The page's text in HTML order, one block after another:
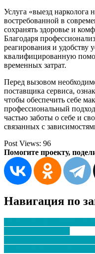
Услуга «выезд нарколога
востребованной в
сохранять здоровье и
Благодаря
реагирования и удобству
квалифицированную
временных затрат.
Перед вызовом
поставщика сервиса,
чтобы обеспечить себе
профессиональный
частью заботы о себе и
связанных с
Post Views: 96
Помогите проекту,
Навигация по